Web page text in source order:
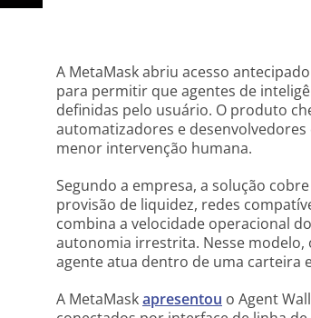
A MetaMask abriu acesso
para permitir que agentes de
definidas pelo usuário. O produto
automatizadores e
menor intervenção humana.
Segundo a empresa, a solução
provisão de liquidez, redes
combina a velocidade operacional
autonomia irrestrita. Nesse
agente atua dentro de uma carteira
A MetaMaskapresentou o Agent